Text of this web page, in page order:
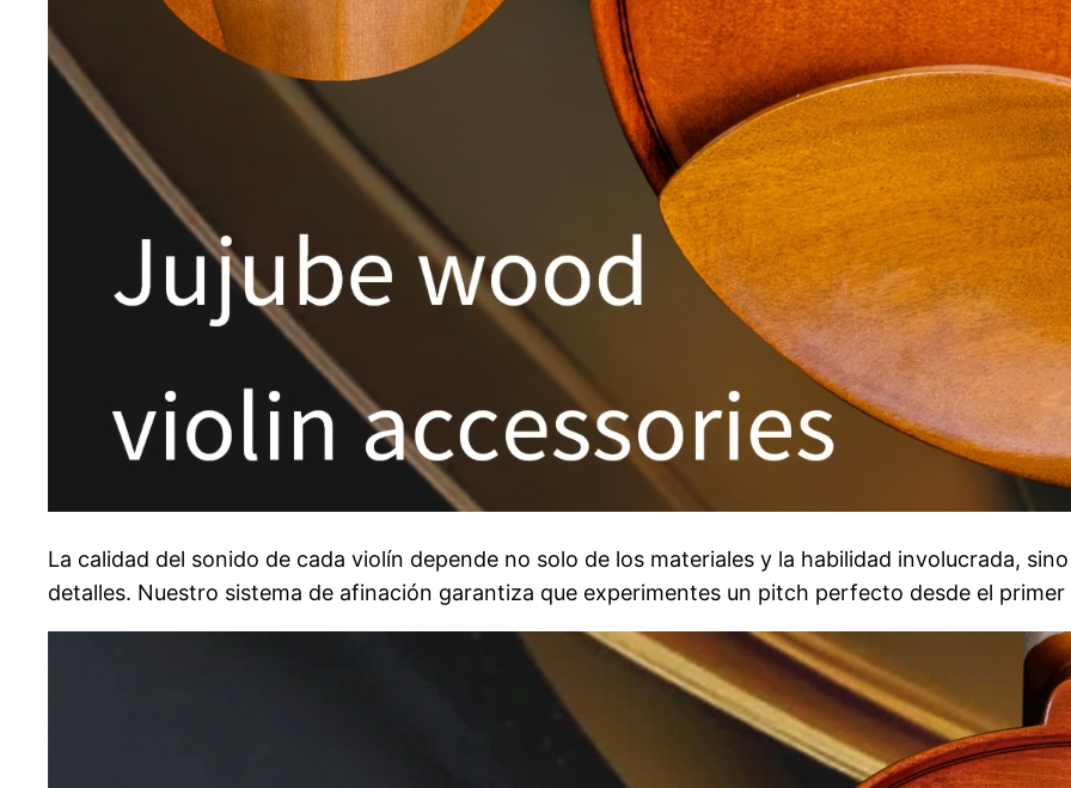
La calidad del sonido de cada violín depende no solo de los materiales y la habilidad involucrada,
detalles. Nuestro sistema de afinación garantiza que experimentes un pitch perfecto desde el primer